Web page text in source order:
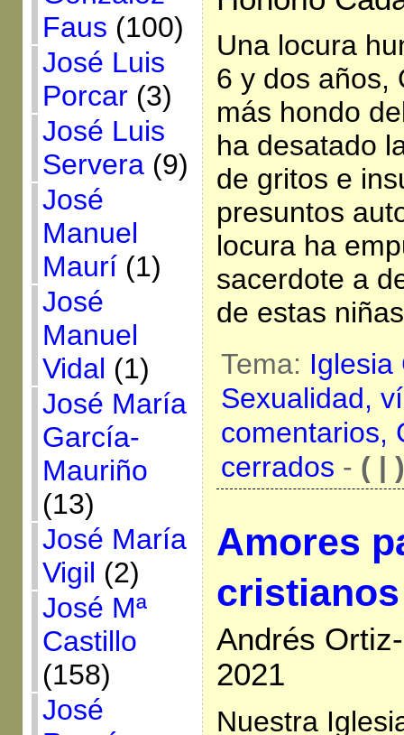
Faus (100)
José Luis
Porcar(3)
José Luis
Servera(9)
José
Manuel
Maurí(1)
José
Manuel
Vidal (1)
José María
García-
Mauriño
(13)
José María
Vigil (2)
José Mª
Castillo
(158)
José
Una locura
6 y dos años,
más hondo
ha desatado
de gritos e
presuntos
locura ha
sacerdote a
de estas
Tema:
Sexualidad,
comentarios,
cerrados - ( | )
Amores
cristianos
Andrés
2021
Nuestra